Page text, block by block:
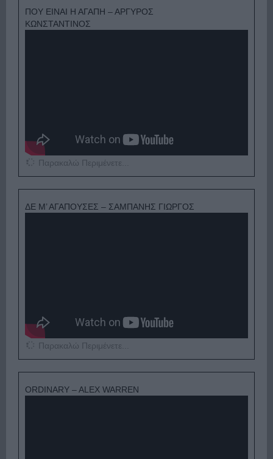
ΠΟΥ ΕΙΝΑΙ Η ΑΓΑΠΗ – ΑΡΓΥΡΟΣ
ΚΩΝΣΤΑΝΤΙΝΟΣ
Παρακαλώ Περιμένετε...
ΔΕ Μ’ ΑΓΑΠΟΥΣΕΣ – ΣΑΜΠΑΝΗΣ ΓΙΩΡΓΟΣ
Παρακαλώ Περιμένετε...
ORDINARY – ALEX WARREN